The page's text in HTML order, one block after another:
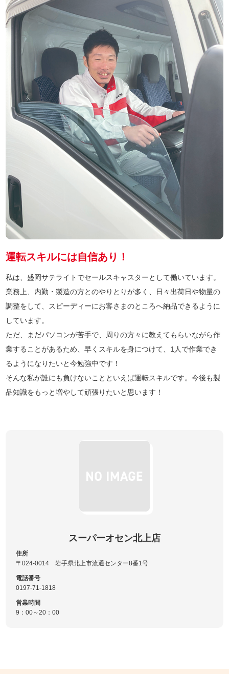
運転スキルには自信あり！
私は、盛岡サテライトでセールスキャスターとして働いています。
業務上、内勤・製造の方とのやりとりが多く、日々出荷日や物量の
調整をして、スピーディーにお客さまのところへ納品できるように
しています。
ただ、まだパソコンが苦手で、周りの方々に教えてもらいながら作
業することがあるため、早くスキルを身につけて、1人で作業でき
るようになりたいと今勉強中です！
そんな私が誰にも負けないことといえば運転スキルです。今後も製
品知識をもっと増やして頑張りたいと思います！
スーパーオセン北上店
住所
〒024-0014 岩手県北上市流通センター8番1号
電話番号
0197-71-1818
営業時間
9：00～20：00